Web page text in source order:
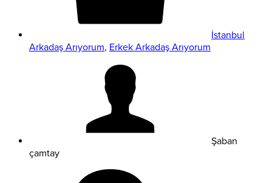
İstanbul
Arkadaş Arıyorum, Erkek Arkadaş Arıyorum
Şaban
çamtay